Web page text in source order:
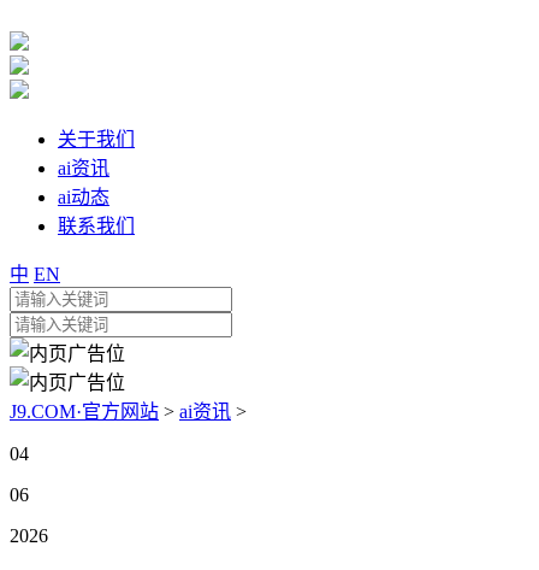
关于我们
ai资讯
ai动态
联系我们
中 EN
J9.COM·官方网站 > ai资讯 >
04
06
2026